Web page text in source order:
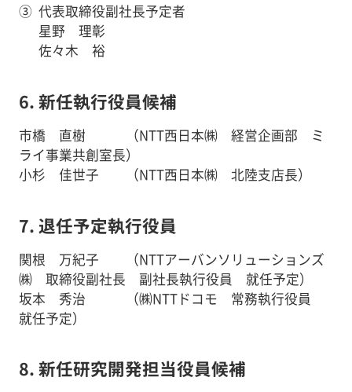
③ 代表取締役副社長予定者
星野 理彰
佐々木 裕
6. 新任執行役員候補
市橋 直樹 （NTT西日本㈱ 経営企画部 ミ
ライ事業共創室長）
小杉 佳世子 （NTT西日本㈱ 北陸支店長）
7. 退任予定執行役員
関根 万紀子 （NTTアーバンソリューションズ
㈱ 取締役副社長 副社長執行役員 就任予定）
坂本 秀治 （㈱NTTドコモ 常務執行役員
就任予定）
8. 新任研究開発担当役員候補